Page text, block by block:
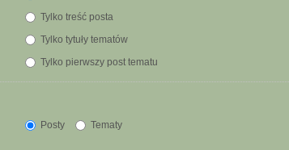
Tylko treść posta
Tylko tytuły tematów
Tylko pierwszy post tematu
Posty
Tematy